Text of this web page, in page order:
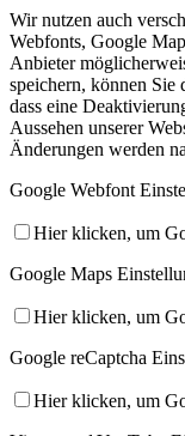
Wir nutzen auch
Webfonts, Google
Anbieter
speichern, können Sie
dass eine
Aussehen unserer
Änderungen werden
Google Webfont
Hier klicken, um
Google Maps
Hier klicken, um
Google reCaptcha
Hier klicken, um